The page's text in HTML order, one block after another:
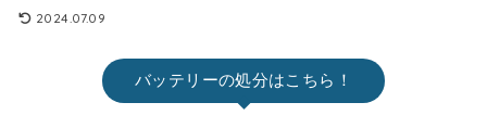
2024.07.09
バッテリーの処分はこちら！